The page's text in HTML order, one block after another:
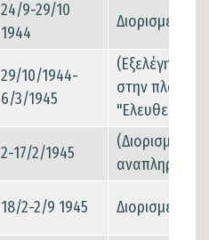
24/9-29/10
1944
Διορισμένος
29/10/1944-
6/3/1945
(Εξελέγη δια
στην πλατεία
"Ελευθερίας")
2-17/2/1945
(Διορισμένος
αναπληρωτής)
18/2-2/9 1945 Διορισμένος